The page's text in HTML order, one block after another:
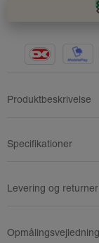
Produktbeskrivelse
Specifikationer
Levering og
Opmålingsvejledning